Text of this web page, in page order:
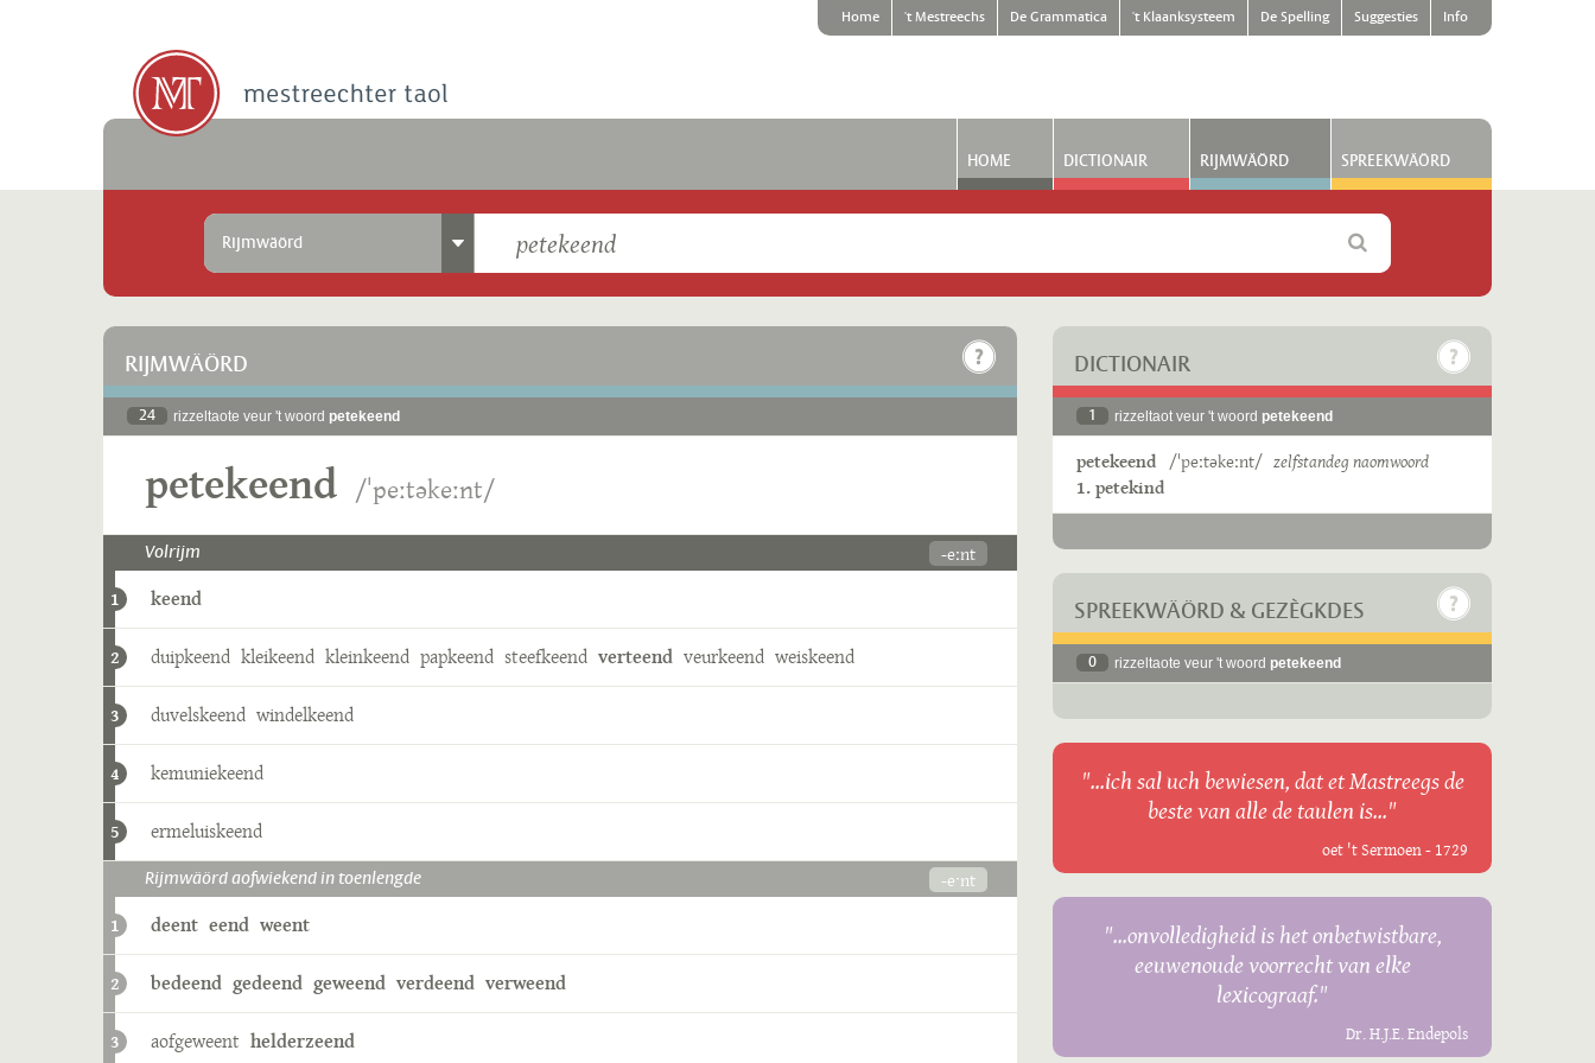
Home 't Mestreechs De Grammatica 't Klaanksysteem De Spelling Suggesties Info
HOME DICTIONAIR RIJMWÄÖRD SPREEKWÄÖRD
Rijmwäörd
RIJMWÄÖRD
24 rizzeltaote veur 't woord petekeend
petekeend /ˈpeːtəkeːnt/
Volrijm -eːnt
1 keend
2 duipkeend kleikeend kleinkeend papkeend steefkeend verteend veurkeend weiskeend
3 duvelskeend windelkeend
4 kemuniekeend
5 ermeluiskeend
Rijmwäörd aofwiekend in toenlengde -eˑnt
1 deent eend weent
2 bedeend gedeend geweend verdeend verweend
3 aofgeweent helderzeend
DICTIONAIR
1 rizzeltaot veur 't woord petekeend
petekeend /ˈpeːtəkeːnt/ zelfstandeg naomwoord
1. petekind
SPREEKWÄÖRD & GEZÈGKDES
0 rizzeltaote veur 't woord petekeend
"...ich sal uch bewiesen, dat et Mastreegs de
beste van alle de taulen is..."
oet 't Sermoen - 1729
"...onvolledigheid is het onbetwistbare,
eeuwenoude voorrecht van elke
lexicograaf."
Dr. H.J.E. Endepols